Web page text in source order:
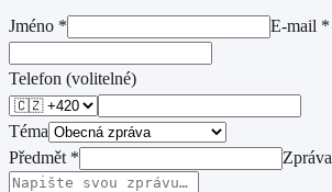
Jméno * E-mail *
Telefon (volitelné)
Téma
Předmět * Zpráva